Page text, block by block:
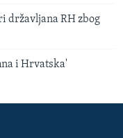
državljana RH zbog
i Hrvatska'